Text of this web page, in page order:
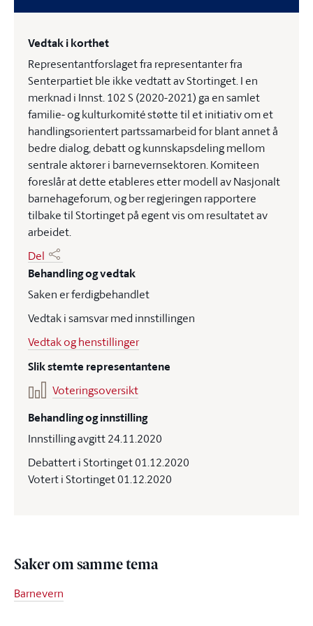
Vedtak i korthet
Representantforslaget fra representanter fra
Senterpartiet ble ikke vedtatt av Stortinget. I en
merknad i Innst. 102 S (2020-2021) ga en samlet
familie- og kulturkomité støtte til et initiativ om et
handlingsorientert partssamarbeid for blant annet å
bedre dialog, debatt og kunnskapsdeling mellom
sentrale aktører i barnevernsektoren. Komiteen
foreslår at dette etableres etter modell av Nasjonalt
barnehageforum, og ber regjeringen rapportere
tilbake til Stortinget på egent vis om resultatet av
arbeidet.
Del
Behandling og vedtak
Saken er ferdigbehandlet
Vedtak i samsvar med innstillingen
Vedtak og henstillinger
Slik stemte representantene
Voteringsoversikt
Behandling og innstilling
Innstilling avgitt 24.11.2020
Debattert i Stortinget 01.12.2020
Votert i Stortinget 01.12.2020
Saker om samme tema
Barnevern